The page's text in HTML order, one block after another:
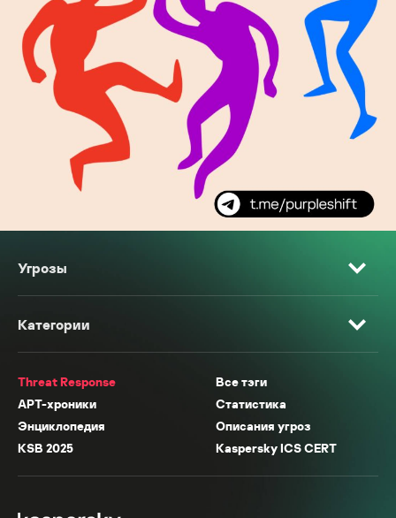
Угрозы
Категории
Threat Response
Все тэги
APT-хроники
Статистика
Энциклопедия
Описания угроз
KSB 2025
Kaspersky ICS CERT